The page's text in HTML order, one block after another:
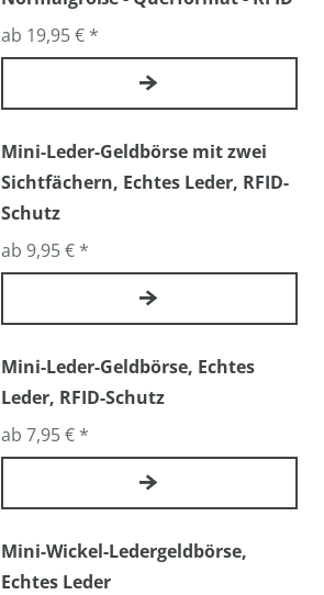
ab 19,95 € *
Mini-Leder-Geldbörse mit zwei
Sichtfächern, Echtes Leder, RFID-
Schutz
ab 9,95 € *
Mini-Leder-Geldbörse, Echtes
Leder, RFID-Schutz
ab 7,95 € *
Mini-Wickel-Ledergeldbörse,
Echtes Leder